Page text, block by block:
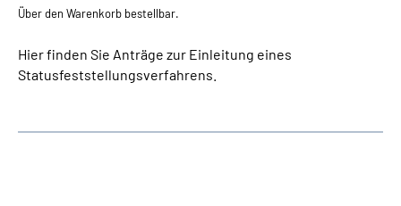
Über den Warenkorb bestellbar.
Hier finden Sie Anträge zur Einleitung eines
Statusfeststellungsverfahrens.